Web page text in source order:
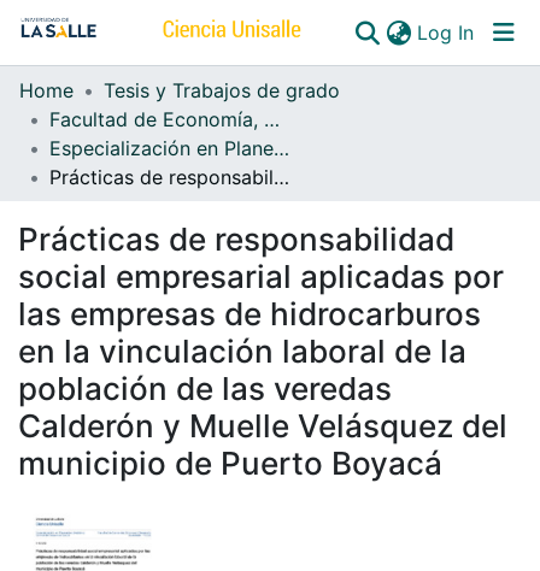
Log In
Communities & Collections
All of DSpace
Home
Tesis y Trabajos de grado
Facultad de Economía, Empresa y Desarrollo Sostenible - FEEDS
Especialización en Planeación, Gestión y Control del Desarrollo Social
Prácticas de responsabilidad social empresarial aplicadas por las empresas de hidrocarburos en la vinculación laboral de la población de las veredas Calderón y Muelle Velásquez del municipio de Puerto Boyacá
Prácticas de responsabilidad
social empresarial aplicadas por
las empresas de hidrocarburos
en la vinculación laboral de la
población de las veredas
Calderón y Muelle Velásquez del
municipio de Puerto Boyacá